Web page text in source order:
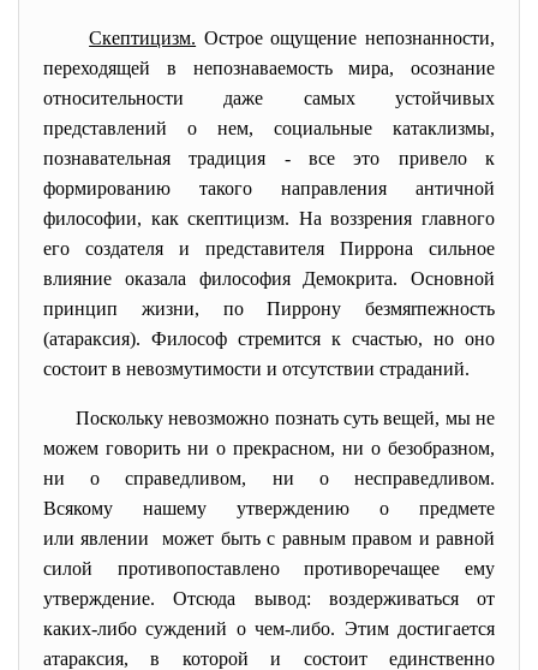
Скептицизм. Острое ощущение непознанности,
переходящей в непознаваемость мира, осознание
относительности даже самых устойчивых
представлений о нем, социальные катаклизмы,
познавательная традиция - все это привело к
формированию такого направления античной
философии, как скептицизм. На воззрения главного
его создателя и представителя Пиррона сильное
влияние оказала философия Демокрита. Основной
принцип жизни, по Пиррону безмяrпежность
(атараксия). Философ стремится к счастью, но оно
состоит в невозмутимости и отсутствии страданий.
Поскольку невозможно познать суть вещей, мы не
можем говорить ни о прекрасном, ни о безобразном,
ни о справедливом, ни о несправедливом.
Всякому нашему утверждению о предмете
или явлении может быть с равным правом и равной
силой противопоставлено противоречащее ему
утверждение. Отсюда вывод: воздерживаться от
каких-либо суждений о чем-либо. Этим достигается
атараксия, в которой и состоит единственно